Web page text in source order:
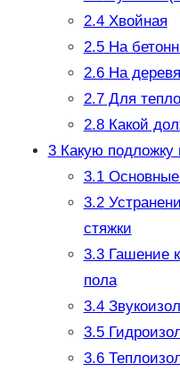
2.4Хвойная
2.5На
2.6На
2.7Для
2.8Какой
3Какую подложку
3.1
3.2
стяжки
3.3Гашение
пола
3.4
3.5
3.6